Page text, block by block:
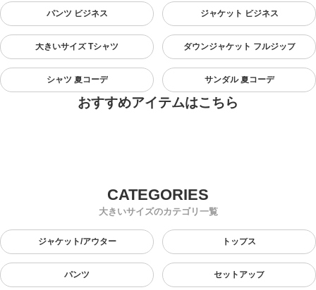
パンツ ビジネス ジャケット ビジネス
大きいサイズ Tシャツ ダウンジャケット フルジップ
シャツ 夏コーデ サンダル 夏コーデ
おすすめアイテムはこちら
大きいサイズのカテゴリ一覧
ジャケット/アウター トップス
パンツ セットアップ